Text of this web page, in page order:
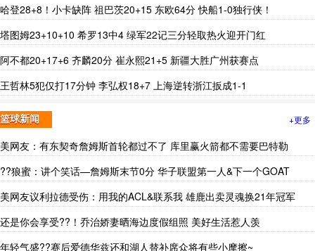
哈登28+8！小卡缺阵 祖巴茨20+15 东欧64分 快船1-0独行侠！
塔图姆23+10+10 希罗13中4 绿军22记三分轻取热火迎开门红
阿不都20+17+6 齐麟20分 崔永熙21+5 新疆大胜广州获赛点
王哲林5犯仅打17分钟 李弘权18+7 上海逆转浙江扳成1-1
篮球新闻 +更多
美网友：有东契奇詹姆斯首轮都过不了 库里赢火箭都不需要巴特勒
??狼蜜：讲个笑话—詹姆斯末节0分 华子联盟第一人&下一个GOAT
美网友议利拉德受伤：用我的ACL&联系我 雄鹿出卖灵魂换21年冠军
还是你会享受??！乔治娇妻晒海边度假组照 美好生活惹人羡
年轻气盛??赛后爱德华兹还和湖人替补席众将有些小摩擦~